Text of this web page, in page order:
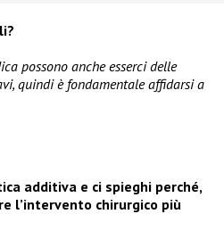
possono anche esserci delle
quindi è fondamentale affidarsi a
additiva e ci spieghi perché,
l’intervento chirurgico più